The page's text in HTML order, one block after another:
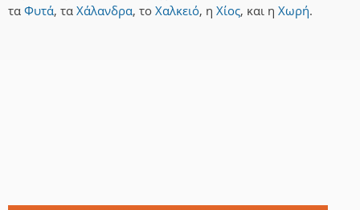
τα Φυτά, τα Χάλανδρα, το Χαλκειό, η Χίος, και η Χωρή.